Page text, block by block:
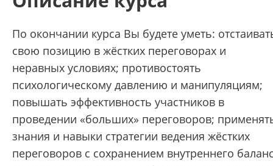
По окончании курса Вы будете уметь:
свою позицию в жёстких переговорах и
неравных условиях; противостоять
психологическому давлению и манипуляциям;
повышать эффективность участников в
проведении «больших» переговоров;
знания и навыки стратегии ведения жёстких
переговоров с сохранением внутреннего